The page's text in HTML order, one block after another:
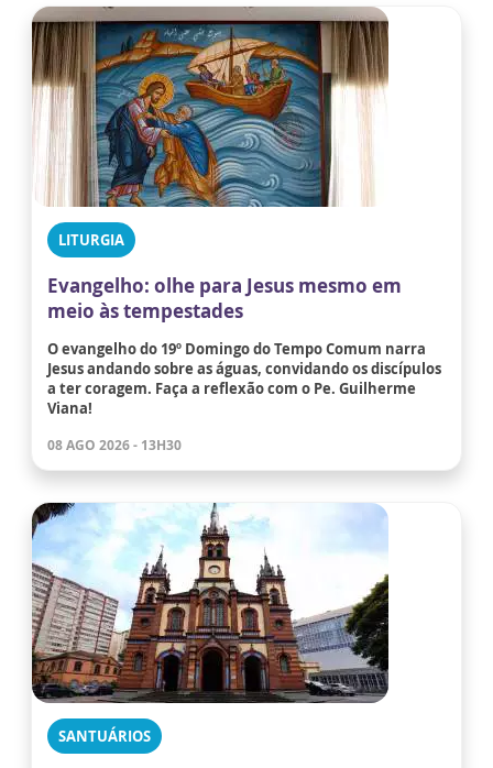
LITURGIA
Evangelho: olhe para Jesus mesmo em
meio às tempestades
O evangelho do 19º Domingo do Tempo Comum narra
Jesus andando sobre as águas, convidando os discípulos
a ter coragem. Faça a reflexão com o Pe. Guilherme
Viana!
08 AGO 2026 - 13H30
SANTUÁRIOS